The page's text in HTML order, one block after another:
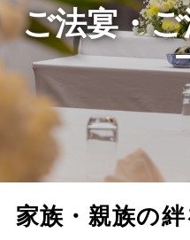
ご法宴・
家族・親族の